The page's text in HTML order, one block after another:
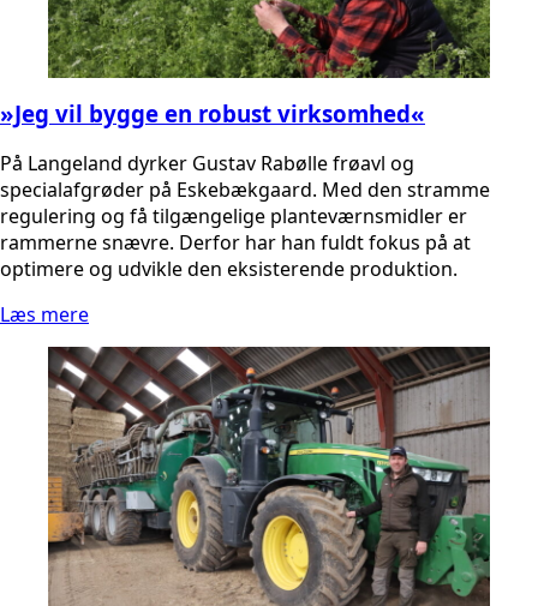
»Jeg vil bygge en robust virksomhed«
På Langeland dyrker Gustav Rabølle frøavl og
specialafgrøder på Eskebækgaard. Med den stramme
regulering og få tilgængelige planteværnsmidler er
rammerne snævre. Derfor har han fuldt fokus på at
optimere og udvikle den eksisterende produktion.
Læs mere